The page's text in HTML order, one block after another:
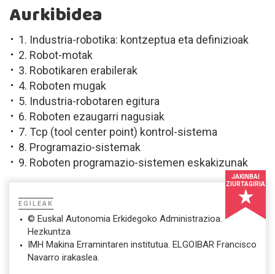
Aurkibidea
1. Industria-robotika: kontzeptua eta definizioak
2. Robot-motak
3. Robotikaren erabilerak
4. Roboten mugak
5. Industria-robotaren egitura
6. Roboten ezaugarri nagusiak
7. Tcp (tool center point) kontrol-sistema
8. Programazio-sistemak
9. Roboten programazio-sistemen eskakizunak
JAKINBAI
ZIURTAGIRIA
EGILEAK
© Euskal Autonomia Erkidegoko Administrazioa.
Hezkuntza
IMH Makina Erramintaren institutua. ELGOIBAR Francisco
Navarro irakaslea.